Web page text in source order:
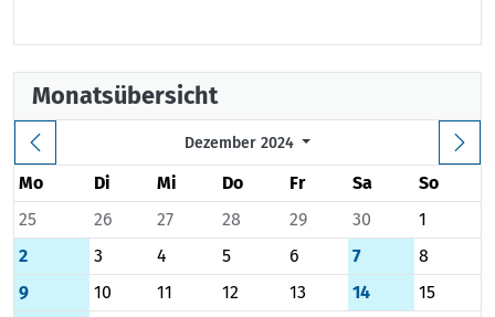
Monatsübersicht
Dezember 2024
Mo Di Mi Do Fr Sa
So
25
26 27 28 29 30
1
2
3 4 5 6 7
8
9
10 11 12 13 14
15